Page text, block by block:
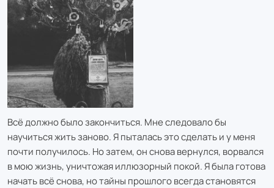
Всё должно было закончиться. Мне следовало бы
научиться жить заново. Я пыталась это сделать и у меня
почти получилось. Но затем, он снова вернулся, ворвался
в мою жизнь, уничтожая иллюзорный покой. Я была готова
начать всё снова, но тайны прошлого всегда становятся